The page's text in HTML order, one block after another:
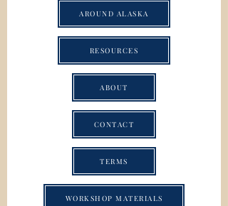
AROUND ALASKA
RESOURCES
ABOUT
CONTACT
TERMS
WORKSHOP MATERIALS